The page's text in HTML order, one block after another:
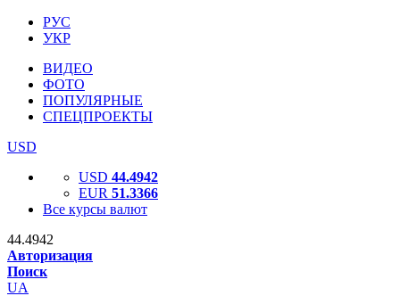
РУС
УКР
ВИДЕО
ФОТО
ПОПУЛЯРНЫЕ
СПЕЦПРОЕКТЫ
USD
USD 44.4942
EUR 51.3366
Все курсы валют
44.4942
Авторизация
Поиск
UA